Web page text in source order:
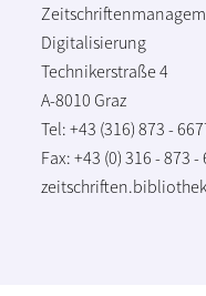
Digitalisierung
Technikerstraße 4
A-8010 Graz
Tel: +43 (316) 873 -
Fax: +43 (0) 316 - 873 -